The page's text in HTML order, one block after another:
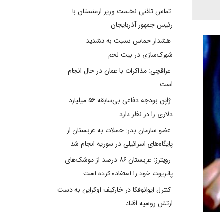
تماس تلفنی نخست وزیر ارمنستان با
رئیس جمهور آذربایجان
هشدار حماس نسبت به تشدید
شهرک‌سازی در بیت‌ لحم
عراقچی: مذاکرات با عمان در حال انجام
است
ژاپن بودجه دفاعی بی‌سابقه ۵۶ میلیارد
دلاری را در نظر دارد
عضو سازمان بدر: حملات به عربستان از
پایگاه‌های اسرائیلی در سوریه انجام شد
رویترز: عربستان ۸۶ درصد از موشک‌های
پاتریوت خود را استفاده کرده است
کنترل ایوانوفکا در خارکیف اوکراین به دست
ارتش روسیه افتاد